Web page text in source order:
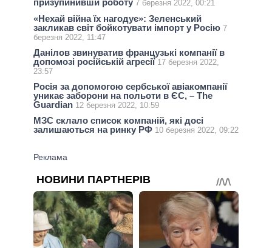
призупинивши роботу 7 березня 2022, 00:21
«Нехай війна їх нагодує»: Зеленський
закликав світ бойкотувати імпорт у Росію 7
березня 2022, 11:47
Данілов звинуватив французькі компанії в
допомозі російській агресії 17 березня 2022,
23:57
Росія за допомогою сербської авіакомпанії
уникає заборони на польоти в ЄС, – The
Guardian 12 березня 2022, 10:59
МЗС склало список компаній, які досі
залишаються на ринку РФ 10 березня 2022, 09:22